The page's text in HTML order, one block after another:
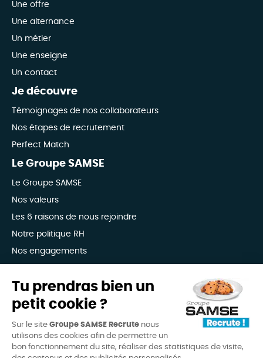
Une offre
Une alternance
Un métier
Une enseigne
Un contact
Je découvre
Témoignages de nos collaborateurs
Nos étapes de recrutement
Perfect Match
Le Groupe SAMSE
Le Groupe SAMSE
Nos valeurs
Les 6 raisons de nous rejoindre
Notre politique RH
Nos engagements
Avis candidats
4,3
candidature-facile
recommande-site
design
Tu prendras bien un
petit cookie ?
Sur le site Groupe SAMSE Recrute nous
utilisons des cookies afin de permettre un
bon fonctionnement du site, réaliser des statistiques de visite,